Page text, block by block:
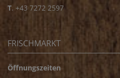
T. +43 7272 2597
FRISCHMARKT
Öffnungszeiten